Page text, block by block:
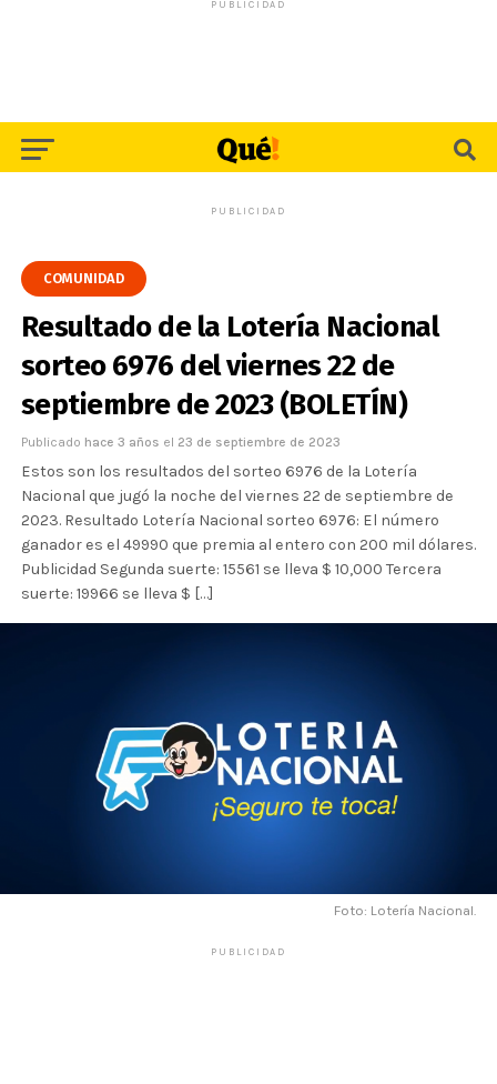
PUBLICIDAD
PUBLICIDAD
COMUNIDAD
Resultado de la Lotería Nacional
sorteo 6976 del viernes 22 de
septiembre de 2023 (BOLETÍN)
Publicado hace 3 años el 23 de septiembre de 2023
Estos son los resultados del sorteo 6976 de la Lotería
Nacional que jugó la noche del viernes 22 de septiembre de
2023. Resultado Lotería Nacional sorteo 6976: El número
ganador es el 49990 que premia al entero con 200 mil dólares.
Publicidad Segunda suerte: 15561 se lleva $ 10,000 Tercera
suerte: 19966 se lleva $ […]
Foto: Lotería Nacional.
PUBLICIDAD